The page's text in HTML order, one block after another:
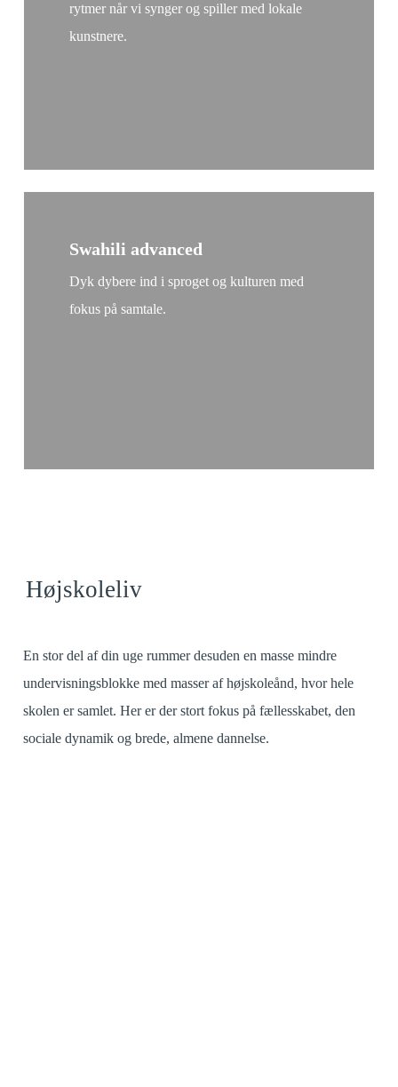
rytmer når vi synger og spiller med lokale
kunstnere.
Swahili advanced
Dyk dybere ind i sproget og kulturen med
fokus på samtale.
Højskoleliv
En stor del af din uge rummer desuden en masse mindre
undervisningsblokke med masser af højskoleånd, hvor hele
skolen er samlet. Her er der stort fokus på fællesskabet, den
sociale dynamik og brede, almene dannelse.